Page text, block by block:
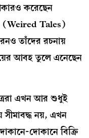
করেছেন
(Weired Tales)
তাঁদের রচনায়
আবহ তুলে এনেছেন
এখন আর শুধুই
সীমাবদ্ধ নয়, এখন
দোকানে বিক্রি